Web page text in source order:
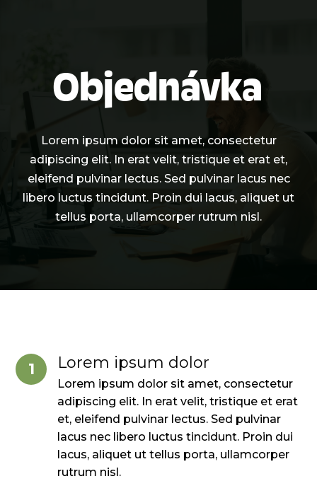
Objednávka
Lorem ipsum dolor sit amet, consectetur
adipiscing elit. In erat velit, tristique et erat et,
eleifend pulvinar lectus. Sed pulvinar lacus nec
libero luctus tincidunt. Proin dui lacus, aliquet ut
tellus porta, ullamcorper rutrum nisl.
1 Lorem ipsum dolor
Lorem ipsum dolor sit amet, consectetur
adipiscing elit. In erat velit, tristique et erat
et, eleifend pulvinar lectus. Sed pulvinar
lacus nec libero luctus tincidunt. Proin dui
lacus, aliquet ut tellus porta, ullamcorper
rutrum nisl.